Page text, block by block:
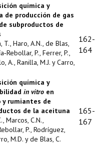
química y
de producción de gas
de subproductos de
T., Haro, A.N., de Blas,
P., Ferrer, P.,
A., Ranilla, M.J. y Carro,
162-
164
química y
in vitro en
y rumiantes de
de la aceituna
Marcos, C.N.,
P., Rodríguez,
M.D. y de Blas, C.
165-
167